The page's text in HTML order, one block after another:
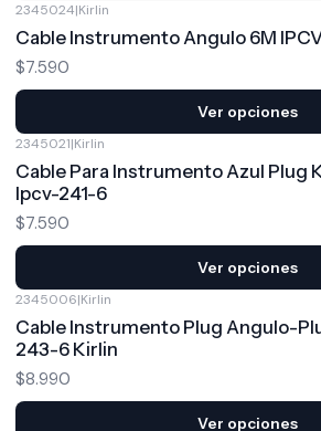
2345024|Kirlin
Cable Instrumento Angulo 6M
$7.590
Ver opciones
2345021|Kirlin
Cable Para Instrumento Azul Plug
Ipcv-241-6
$7.590
Ver opciones
2345006|Kirlin
Cable Instrumento Plug Angulo-
243-6 Kirlin
$8.990
Ver opciones